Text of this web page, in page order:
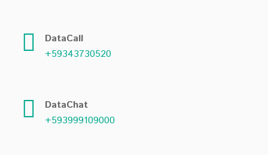
DataCall
+59343730520
DataChat
+593999109000